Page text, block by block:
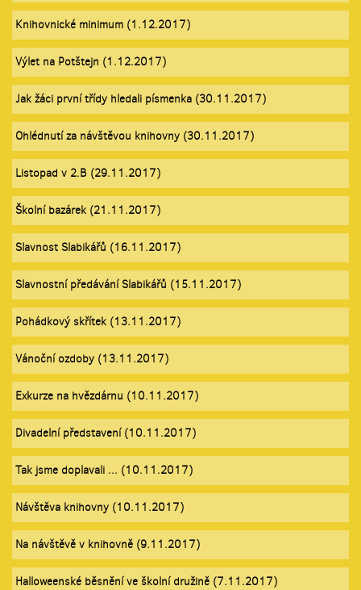
Knihovnické minimum (1.12.2017)
Výlet na Potštejn (1.12.2017)
Jak žáci první třídy hledali písmenka (30.11.2017)
Ohlédnutí za návštěvou knihovny (30.11.2017)
Listopad v 2.B (29.11.2017)
Školní bazárek (21.11.2017)
Slavnost Slabikářů (16.11.2017)
Slavnostní předávání Slabikářů (15.11.2017)
Pohádkový skřítek (13.11.2017)
Vánoční ozdoby (13.11.2017)
Exkurze na hvězdárnu (10.11.2017)
Divadelní představení (10.11.2017)
Tak jsme doplavali ... (10.11.2017)
Návštěva knihovny (10.11.2017)
Na návštěvě v knihovně (9.11.2017)
Halloweenské běsnění ve školní družině (7.11.2017)